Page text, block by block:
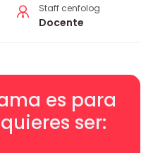
Staff cenfolog
Docente
es para
ser: